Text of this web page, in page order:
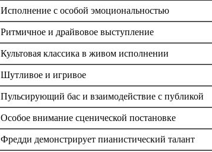
Исполнение с особой эмоциональностью
Ритмичное и драйвовое выступление
Культовая классика в живом исполнении
Шутливое и игривое
Пульсирующий бас и взаимодействие с публикой
Особое внимание сценической постановке
Фредди демонстрирует пианистический талант